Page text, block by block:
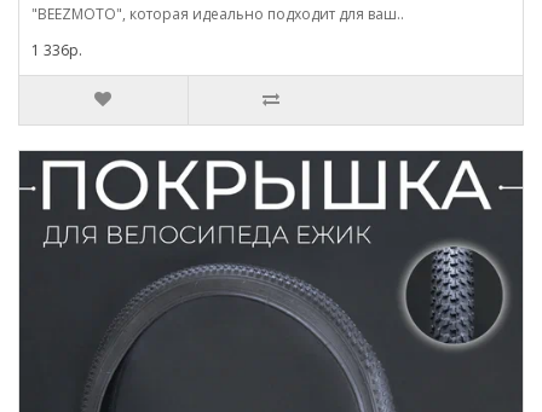
"BEEZMOTO", которая идеально подходит для ваш..
1 336р.